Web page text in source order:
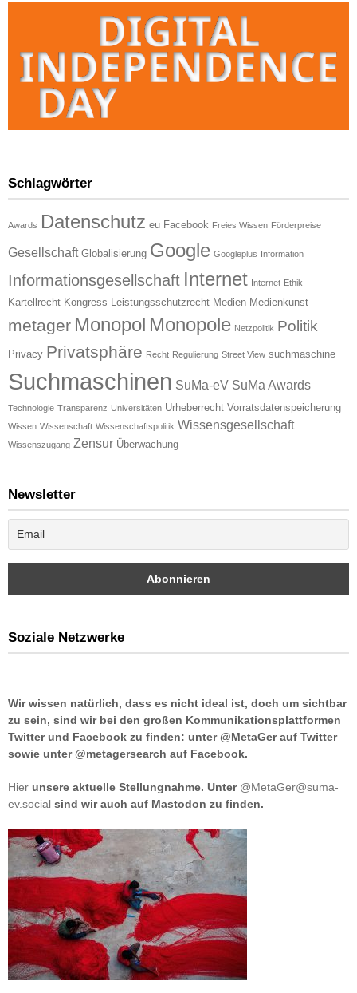
Schlagwörter
Awards Datenschutz eu Facebook Freies Wissen Förderpreise
Gesellschaft Globalisierung Google Googleplus Information
Informationsgesellschaft Internet Internet-Ethik
Kartellrecht Kongress Leistungsschutzrecht Medien Medienkunst
metager Monopol Monopole Netzpolitik Politik
Privacy Privatsphäre Recht Regulierung Street View suchmaschine
Suchmaschinen SuMa-eV SuMa Awards
Technologie Transparenz Universitäten Urheberrecht Vorratsdatenspeicherung
Wissen Wissenschaft Wissenschaftspolitik Wissensgesellschaft
Wissenszugang Zensur Überwachung
Newsletter
Soziale Netzwerke
Wir wissen natürlich, dass es nicht ideal ist, doch um sichtbar
zu sein, sind wir bei den großen Kommunikationsplattformen
Twitter und Facebook zu finden: unter @MetaGer auf Twitter
sowie unter @metagersearch auf Facebook.
Hier unsere aktuelle Stellungnahme. Unter @MetaGer@suma-
ev.social sind wir auch auf Mastodon zu finden.